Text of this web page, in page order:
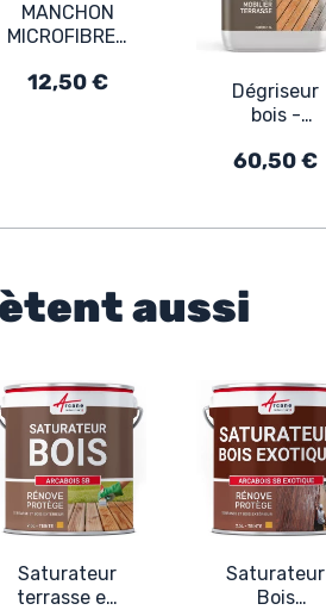
MANCHON
MICROFIBRES
Manchon
12,50 €
Dégriseur
bois -
pour terrasse
ARCABOIS
60,50 €
aussi
Saturateur
terrasse en
Saturateur
Bois